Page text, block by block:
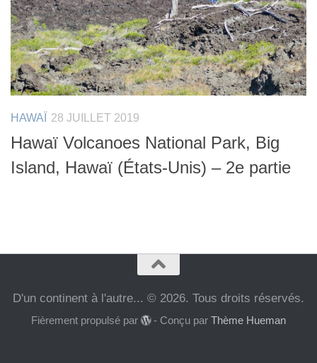
HAWAÏ 28 JUILLET 2019
Hawaï Volcanoes National Park, Big
Island, Hawaï (États-Unis) – 2e partie
D'un continent à l'autre... © 2026. Tous droits réservés.
Fièrement propulsé par - Conçu parThème Hueman